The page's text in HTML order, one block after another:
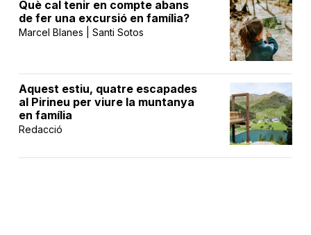
Què cal tenir en compte abans
de fer una excursió en família?
Marcel Blanes | Santi Sotos
Aquest estiu, quatre escapades
al Pirineu per viure la muntanya
en família
Redacció